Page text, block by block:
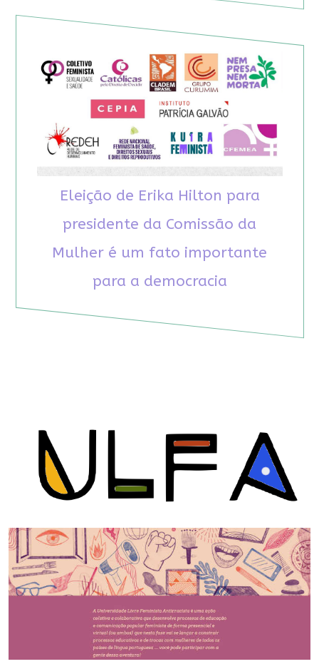
Eleição de Erika Hilton para
presidente da Comissão da
Mulher é um fato importante
para a democracia